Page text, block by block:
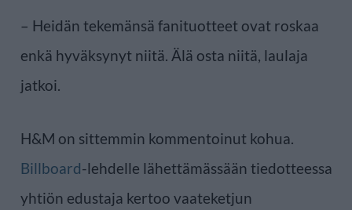
– Heidän tekemänsä fanituotteet ovat roskaa
enkä hyväksynyt niitä. Älä osta niitä, laulaja
jatkoi.
H&M on sittemmin kommentoinut kohua.
Billboard-lehdelle lähettämässään tiedotteessa
yhtiön edustaja kertoo vaateketjun